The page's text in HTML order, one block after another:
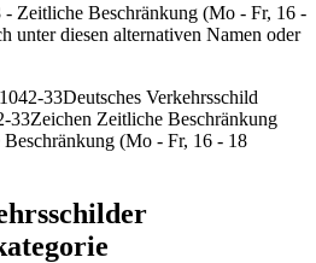
- Zeitliche Beschränkung (Mo - Fr, 16 -
unter diesen alternativen Namen oder
33Deutsches Verkehrsschild
33Zeichen Zeitliche Beschränkung
Beschränkung (Mo - Fr, 16 - 18